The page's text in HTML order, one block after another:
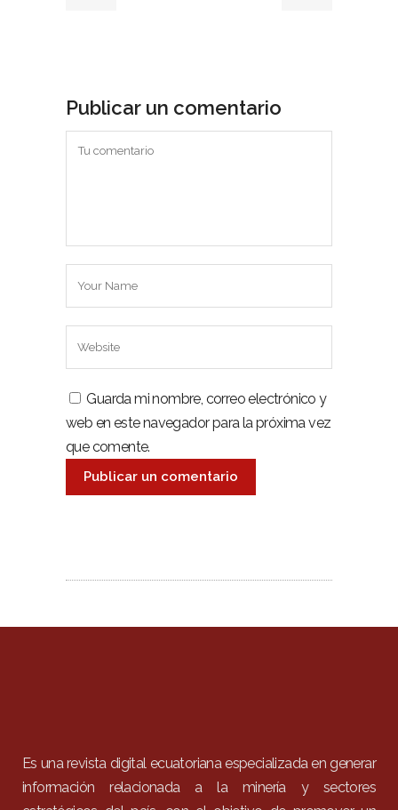
Publicar un comentario
Guarda mi nombre, correo electrónico y
web en este navegador para la próxima vez
que comente.
Es una revista digital ecuatoriana especializada en generar
información relacionada a la minería y sectores